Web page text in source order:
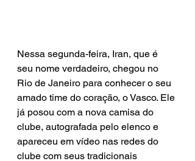
Nessa segunda-feira, Iran, que é
seu nome verdadeiro, chegou no
Rio de Janeiro para conhecer o seu
amado time do coração, o Vasco. Ele
já posou com a nova camisa do
clube, autografada pelo elenco e
apareceu em vídeo nas redes do
clube com seus tradicionais